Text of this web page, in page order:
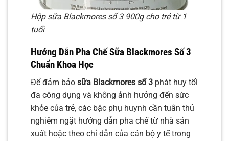
Hộp sữa Blackmores số 3 900g cho trẻ từ 1
tuổi
Hướng Dẫn Pha Chế Sữa Blackmores Số 3
Chuẩn Khoa Học
Để đảm bảo sữa Blackmores số 3 phát huy tối
đa công dụng và không ảnh hưởng đến sức
khỏe của trẻ, các bậc phụ huynh cần tuân thủ
nghiêm ngặt hướng dẫn pha chế từ nhà sản
xuất hoặc theo chỉ dẫn của cán bộ y tế trong